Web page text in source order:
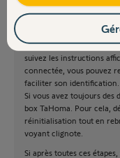
10 secondes jusqu'à ce
Dans l'application
l'option pour ajouter de
suivez les instructions
connectée, vous pouvez
faciliter son identification.
Si vous avez toujours
box TaHoma. Pour cela,
réinitialisation tout en
voyant clignote.
Si après toutes ces